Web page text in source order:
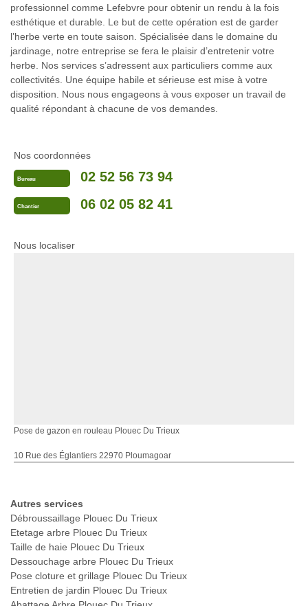
professionnel comme Lefebvre pour obtenir un rendu à la fois
esthétique et durable. Le but de cette opération est de garder
l’herbe verte en toute saison. Spécialisée dans le domaine du
jardinage, notre entreprise se fera le plaisir d’entretenir votre
herbe. Nos services s’adressent aux particuliers comme aux
collectivités. Une équipe habile et sérieuse est mise à votre
disposition. Nous nous engageons à vous exposer un travail de
qualité répondant à chacune de vos demandes.
Nos coordonnées
Bureau 02 52 56 73 94
Chantier 06 02 05 82 41
Nous localiser
Pose de gazon en rouleau Plouec Du Trieux
10 Rue des Églantiers 22970 Ploumagoar
Autres services
Débroussaillage Plouec Du Trieux
Etetage arbre Plouec Du Trieux
Taille de haie Plouec Du Trieux
Dessouchage arbre Plouec Du Trieux
Pose cloture et grillage Plouec Du Trieux
Entretien de jardin Plouec Du Trieux